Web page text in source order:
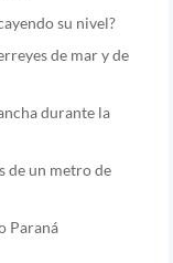
su nivel?
de mar y de
durante la
de un metro de
Paraná